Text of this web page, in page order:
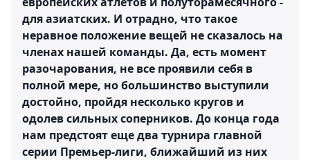
для азиатских. И отрадно, что такое
неравное положение вещей не сказалось на
членах нашей команды. Да, есть момент
разочарования, не все проявили себя в
полной мере, но большинство выступили
достойно, пройдя несколько кругов и
одолев сильных соперников. До конца года
нам предстоят еще два турнира главной
серии Премьер-лиги, ближайший из них